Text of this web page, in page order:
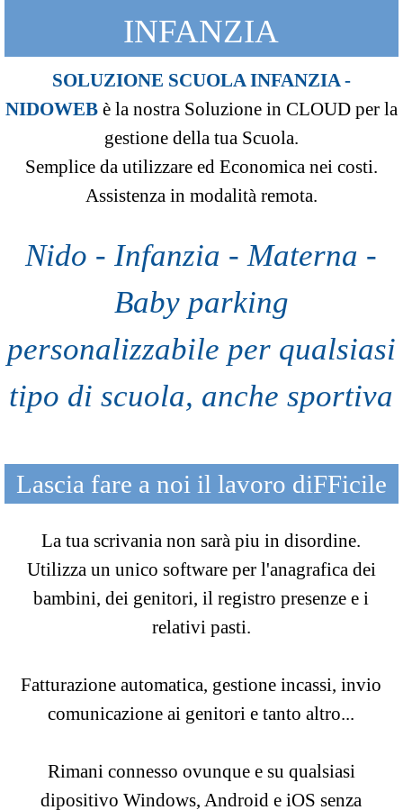
INFANZIA
SOLUZIONE SCUOLA INFANZIA -
NIDOWEB è la nostra Soluzione in CLOUD per la
gestione della tua Scuola.
Semplice da utilizzare ed Economica nei costi.
Assistenza in modalità remota.
Nido - Infanzia - Materna -
Baby parking
personalizzabile per qualsiasi
tipo di scuola, anche sportiva
Lascia fare a noi il lavoro diFFicile
La tua scrivania non sarà piu in disordine.
Utilizza un unico software per l'anagrafica dei
bambini, dei genitori, il registro presenze e i
relativi pasti.
Fatturazione automatica, gestione incassi, invio
comunicazione ai genitori e tanto altro...
Rimani connesso ovunque e su qualsiasi
dipositivo Windows, Android e iOS senza